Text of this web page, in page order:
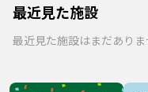
最近見た施設
最近見た施設はまだありま